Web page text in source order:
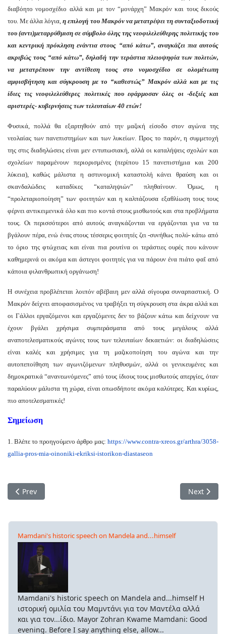
διαβόητο νομοσχέδιο αλλά και με τον “μονάρχη” Μακρόν και τους δικούς
του. Με άλλα λόγια,η επιλογή του Μακρόν να μετατρέψει τη συνταξιοδοτική
του (αντι)μεταρρύθμιση σε σύμβολο όλης της νεοφιλελεύθερης πολιτικής του
και κεντρική πρόκληση ενάντια στους “από κάτω”, αναγκάζει πια αυτούς
ακριβώςτους “από κάτω”, δηλαδή την τεράστια πλειοψηφία των πολιτών,
να μετατρέπουν την αντίθεση τους στο νομοσχέδιο σε ολομέτωπη
αμφισβήτηση και σύγκρουση με το “καθεστώς” Μακρόν αλλά και με τις
ίδιες τις νεοφιλελεύθερες πολιτικές που εφάρμοσαν όλες οι -δεξιές και
αριστερές- κυβερνήσεις των τελευταίων 40 ετών!
Φυσικά, πολλά θα εξαρτηθούν από την μαζική είσοδο στον αγώνα της
νεολαίας των πανεπιστημίων και των λυκείων. Προς το παρόν, η συμμετοχή
της στις διαδηλώσεις είναι μεν εντυπωσιακή, αλλά οι καταλήψεις σχολών και
σχολείων παραμένουν περιορισμένες (περίπου 15 πανεπιστήμια και 200
λύκεια), καθώς μάλιστα η αστυνομική καταστολή κάνει θραύση και οι
σκανδαλώδεις καταδίκες “καταληψιών” πληθαίνουν. Όμως, η
“προλεταριοποίηση” των φοιτητών και η καλπάζουσα εξαθλίωση τους τους
φέρνει αντικειμενικά όλο και πιο κοντά στους μισθωτούς και στα προβλήματα
τους. Οι περισσότεροι από αυτούς αναγκάζονται να εργάζονται για να τα
βγάλουν πέρα, ενώ ένας στους τέσσερις φοιτητές ζει -συνήθως πολύ- κάτω από
το όριο της φτώχειας και είναι πια ρουτίνα οι τεράστιες ουρές που κάνουν
καθημερινά οι ακόμα και άστεγοι φοιτητές για να πάρουν ένα πιάτο φαΐ από
κάποια φιλανθρωπική οργάνωση!
Η συνέχεια προβλέπεται λοιπόν αβέβαιη μεν αλλά σίγουρα συναρπαστική. Ο
Μακρόν δείχνει αποφασισμένος να τραβήξει τη σύγκρουση στα άκρα αλλά και
οι Γάλλοι εργαζόμενοι και εργαζόμενες δεν το βάζουν κάτω και δείχνουν να
έχουν βγάλει χρήσιμα συμπεράσματα από τους μεγάλους αλλά
αναποτελεσματικούς αγώνες τους των τελευταίων δεκαετιών: oι διαδηλώσεις
είναι καλές και χρήσιμες για τη μαζικοποίηση του αγώνα και την
αυτοπεποίθηση των αγωνιζόμενων πληθυσμών, αλλά οι γενικευμένες και
δημοκρατικά “ανανεωνόμενες” από τους ίδιους τους μισθωτούς απεργίες, όταν
παραλύουν μάλιστα τη χώρα, είναι οπωσδήποτε ακόμα καλύτερες. Και κυρίως,
πιο αποτελεσματικές!
Σημείωση
1. Βλέπε το προηγούμενο άρθρο μας: https://www.contra-xreos.gr/arthra/3058-
gallia-pros-mia-oinoniki-ekriksi-istorikon-diastaseon
Previous article: Ποια ειρήνη για την Ουκρανία;
Prev Next
Next
Mamdani's historic speech on Mandela and...himself
Mamdani's historic speech on Mandela and...himself Η
ιστορική ομιλία του Μαμντάνι για τον Μαντέλα αλλά
και για τον...ίδιο. Mayor Zohran Kwame Mamdani: Good
evening. Before I say anything else, allow...